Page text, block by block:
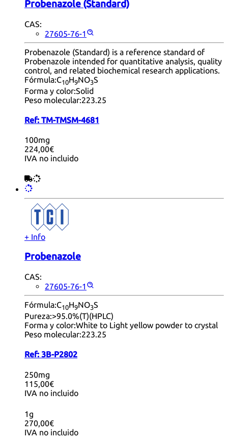
Probenazole (Standard)
CAS:
27605-76-1
Probenazole (Standard) is a reference standard of
Probenazole intended for quantitative analysis, quality
control, and related biochemical research applications.
Fórmula:C10H9NO3S
Forma y color:Solid
Peso molecular:223.25
Ref: TM-TMSM-4681
100mg
224,00€
IVA no incluido
+ Info
Probenazole
CAS:
27605-76-1
Fórmula:C10H9NO3S
Pureza:>95.0%(T)(HPLC)
Forma y color:White to Light yellow powder to crystal
Peso molecular:223.25
Ref: 3B-P2802
250mg
115,00€
IVA no incluido
1g
270,00€
IVA no incluido